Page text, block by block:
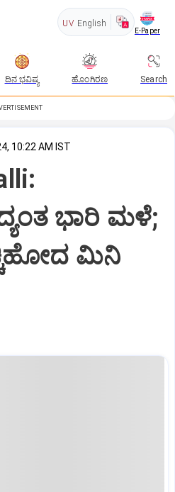
UV English
E-Paper
ದಿನ ಭವಿಷ್ಯ ಹೊಂಗಿರಣ Search
10:22 AM IST
ಭಾರಿ ಮಳೆ;
ಮಿನಿ